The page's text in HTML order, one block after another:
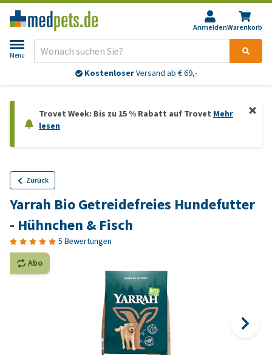
AnmeldenWarenkorb
Menu
KostenloserVersand ab € 69,-
Trovet Week: Bis zu 15 % Rabatt auf Trovet Mehr
lesen
Zurück
Yarrah Bio Getreidefreies Hundefutter
- Hühnchen & Fisch
5 Bewertungen
Abo